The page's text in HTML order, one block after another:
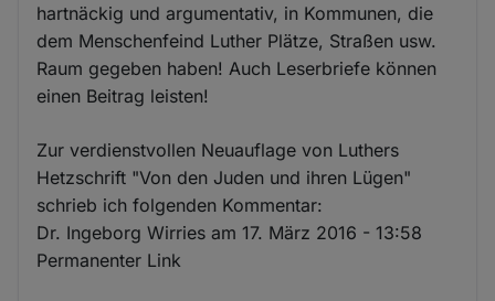
hartnäckig und argumentativ, in Kommunen, die
dem Menschenfeind Luther Plätze, Straßen usw.
Raum gegeben haben! Auch Leserbriefe können
einen Beitrag leisten!
Zur verdienstvollen Neuauflage von Luthers
Hetzschrift "Von den Juden und ihren Lügen"
schrieb ich folgenden Kommentar:
Dr. Ingeborg Wirries am 17. März 2016 - 13:58
Permanenter Link